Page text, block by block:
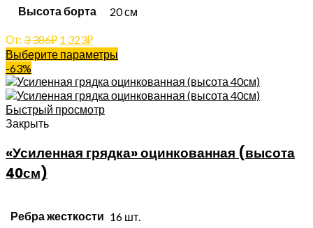
Высота борта 20 см
От: 3 386₽ 1 323₽
Выберите параметры
-63%
Быстрый просмотр
Закрыть
«Усиленная грядка» оцинкованная (высота
40см)
Ребра жесткости 16 шт.